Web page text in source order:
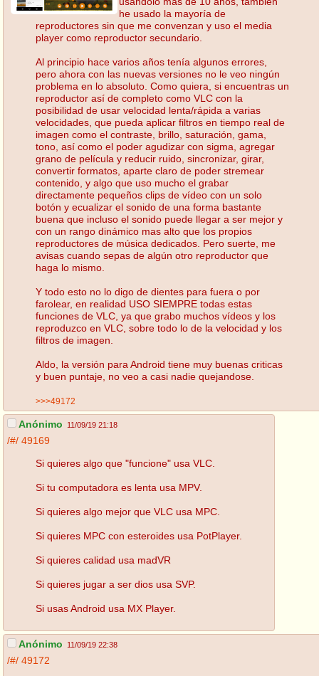
he usado la mayoría de
reproductores sin que me convenzan y uso el media
player como reproductor secundario.
Al principio hace varios años tenía algunos errores,
pero ahora con las nuevas versiones no le veo ningún
problema en lo absoluto. Como quiera, si encuentras un
reproductor así de completo como VLC con la
posibilidad de usar velocidad lenta/rápida a varias
velocidades, que pueda aplicar filtros en tiempo real de
imagen como el contraste, brillo, saturación, gama,
tono, así como el poder agudizar con sigma, agregar
grano de película y reducir ruido, sincronizar, girar,
convertir formatos, aparte claro de poder stremear
contenido, y algo que uso mucho el grabar
directamente pequeños clips de vídeo con un solo
botón y ecualizar el sonido de una forma bastante
buena que incluso el sonido puede llegar a ser mejor y
con un rango dinámico mas alto que los propios
reproductores de música dedicados. Pero suerte, me
avisas cuando sepas de algún otro reproductor que
haga lo mismo.
Y todo esto no lo digo de dientes para fuera o por
farolear, en realidad USO SIEMPRE todas estas
funciones de VLC, ya que grabo muchos vídeos y los
reproduzco en VLC, sobre todo lo de la velocidad y los
filtros de imagen.
Aldo, la versión para Android tiene muy buenas criticas
y buen puntaje, no veo a casi nadie quejandose.
>>>49172
Anónimo 11/09/19 21:18
/#/ 49169
Si quieres algo que "funcione" usa VLC.
Si tu computadora es lenta usa MPV.
Si quieres algo mejor que VLC usa MPC.
Si quieres MPC con esteroides usa PotPlayer.
Si quieres calidad usa madVR
Si quieres jugar a ser dios usa SVP.
Si usas Android usa MX Player.
Anónimo 11/09/19 22:38
/#/ 49172